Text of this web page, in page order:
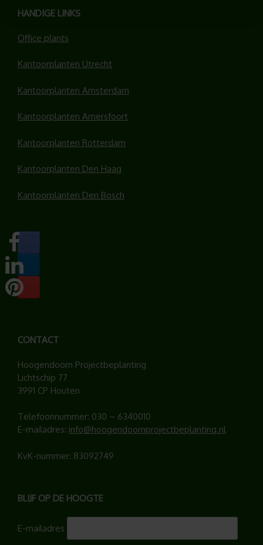
HANDIGE LINKS
Office plants
Kantoorplanten Utrecht
Kantoorplanten Amsterdam
Kantoorplanten Amersfoort
Kantoorplanten Rotterdam
Kantoorplanten Den Haag
Kantoorplanten Den Bosch
CONTACT
Hoogendoorn Projectbeplanting
Lichtschip 77
3991 CP Houten
Telefoonnummer: 030 – 6340010
E-mailadres: info@hoogendoornprojectbeplanting.nl
KvK-nummer: 83092749
BLIJF OP DE HOOGTE
E-mailadres